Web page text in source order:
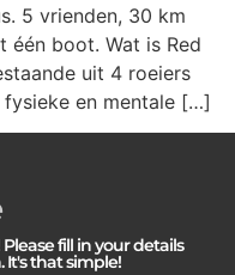
5 vrienden, 30 km
één boot. Wat is Red
uit 4 roeiers
en mentale […]
fill in your details
It's that simple!